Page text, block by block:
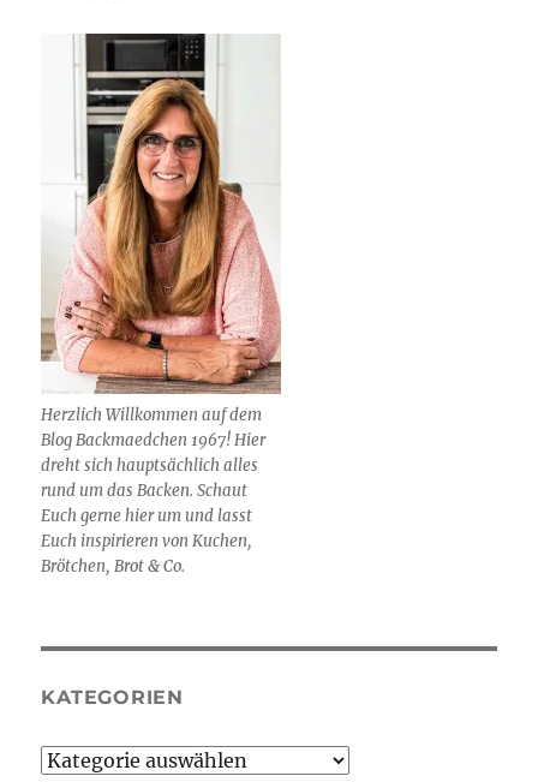
Herzlich Willkommen auf dem
Blog Backmaedchen 1967! Hier
dreht sich hauptsächlich alles
rund um das Backen. Schaut
Euch gerne hier um und lasst
Euch inspirieren von Kuchen,
Brötchen, Brot & Co.
KATEGORIEN
Kategorien